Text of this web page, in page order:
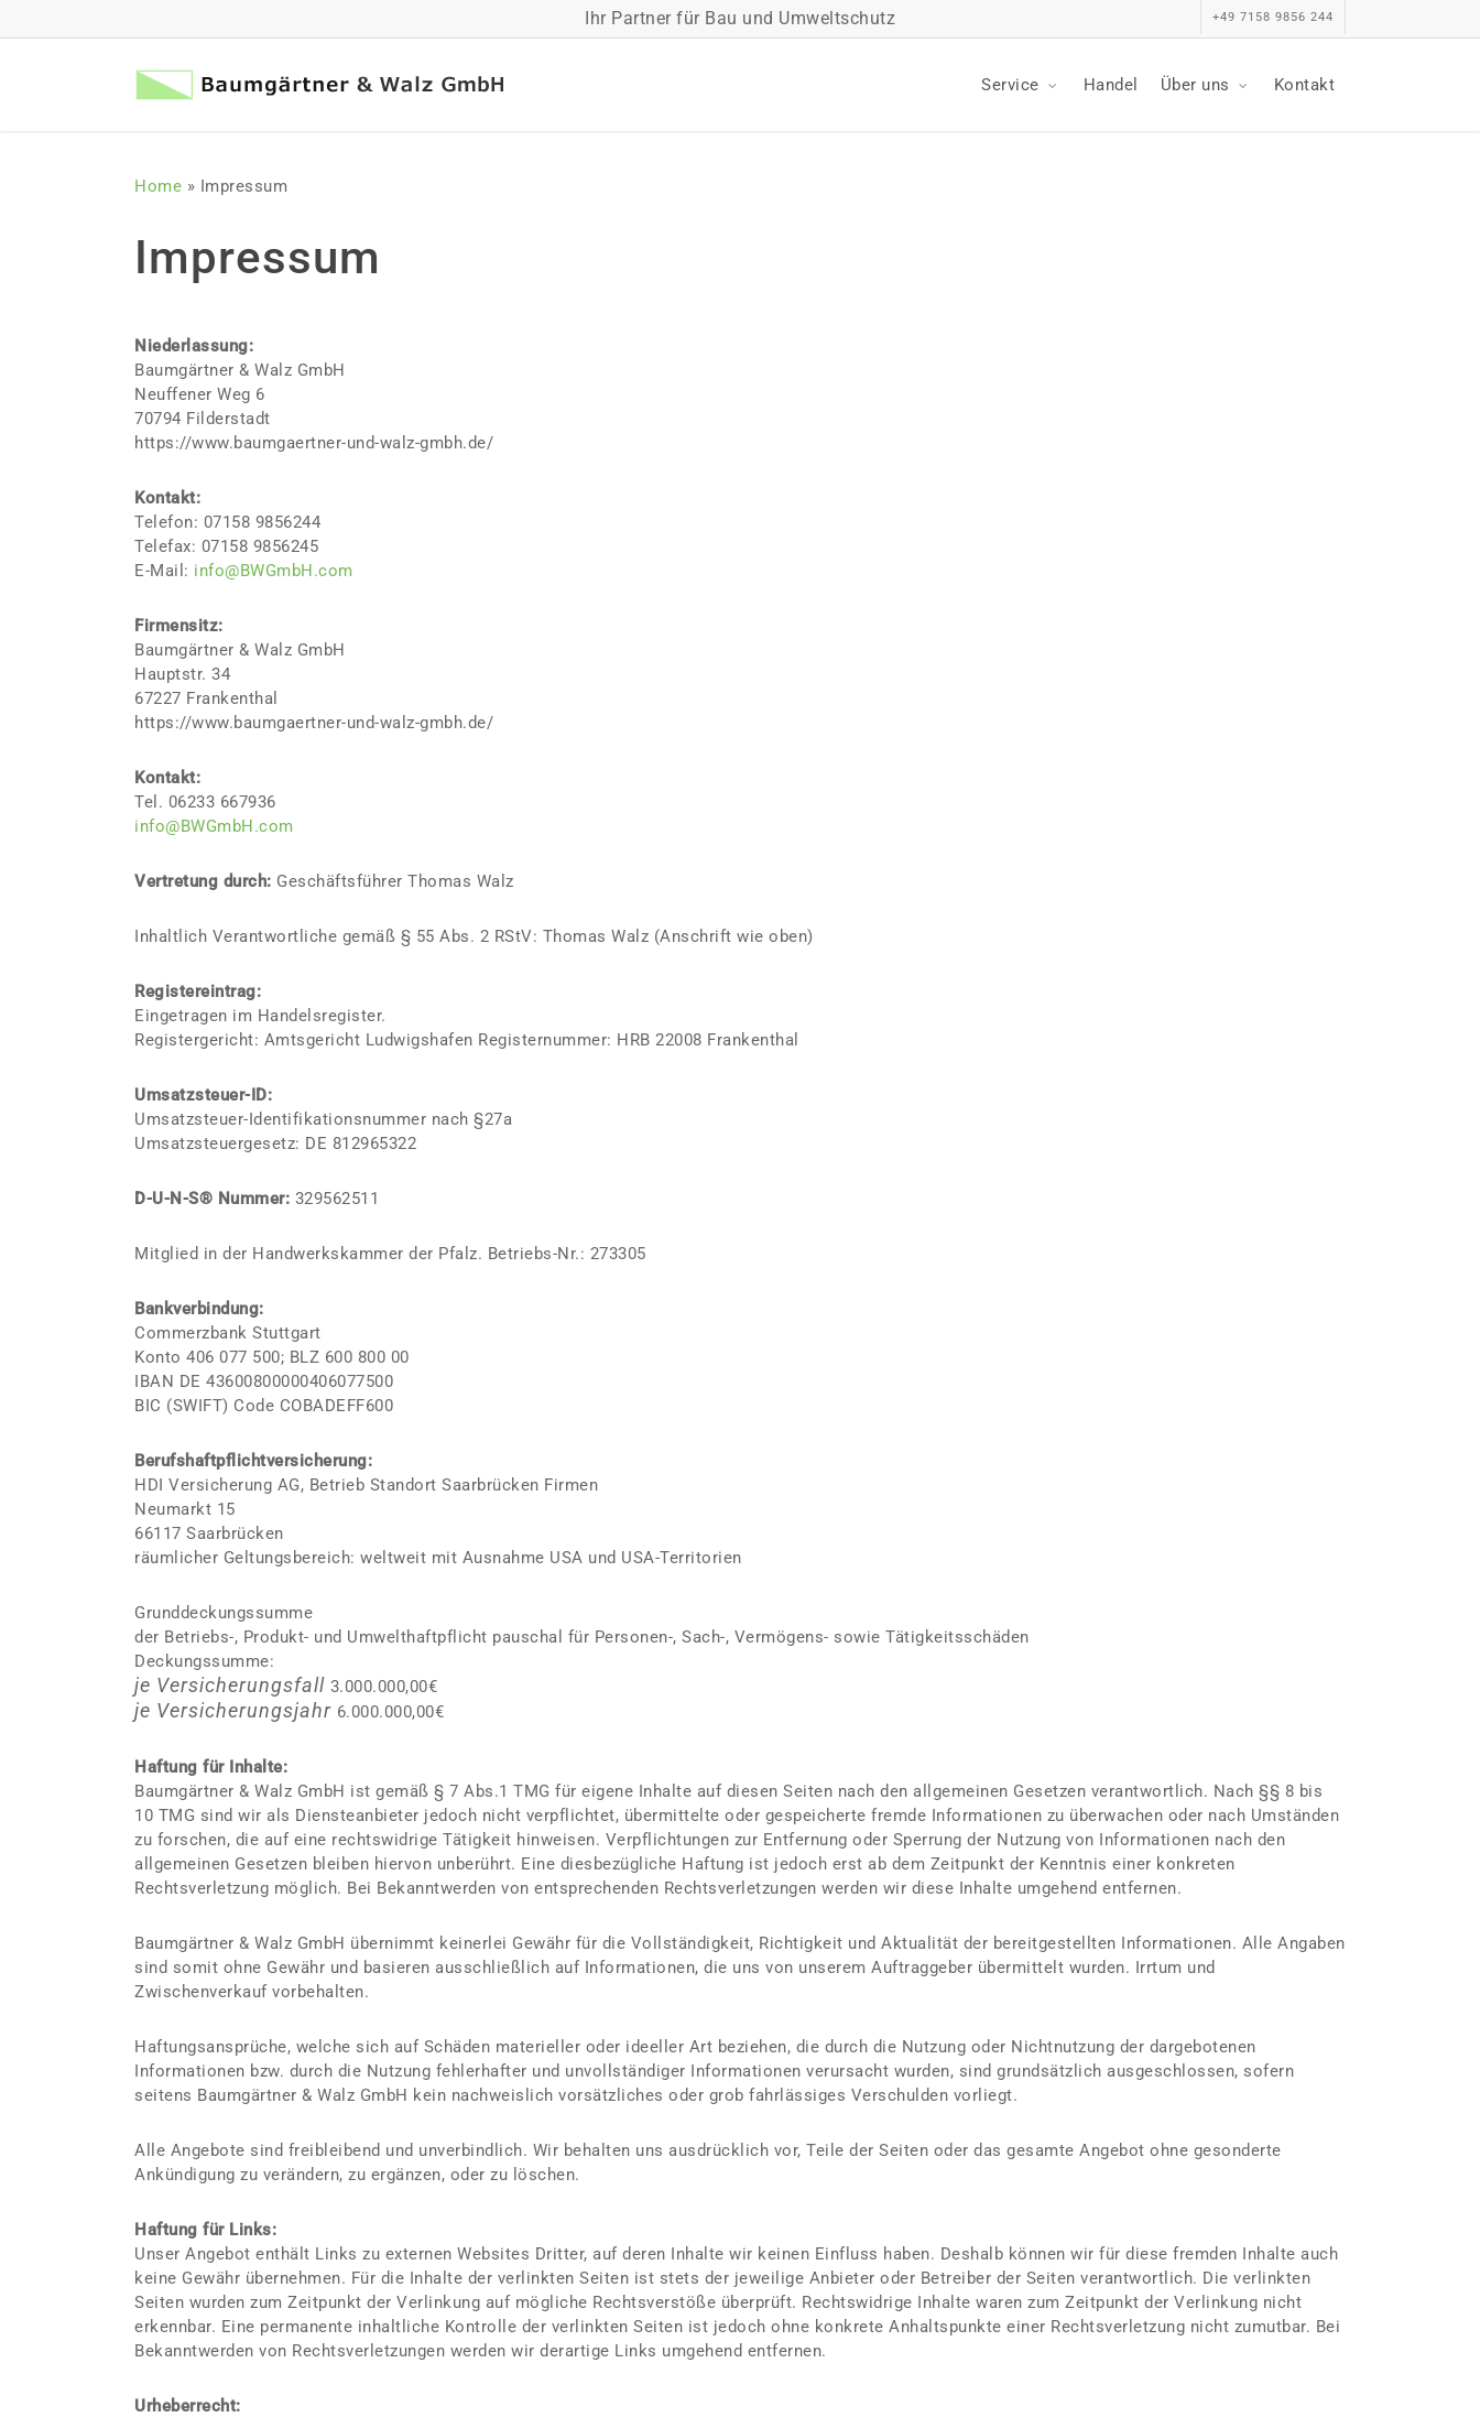
to
Ihr Partner für Bau und Umweltschutz +49 7158 9856 244
Service Handel Über uns Kontakt
Home » Impressum
Impressum
Niederlassung:
Baumgärtner & Walz GmbH
Neuffener Weg 6
70794 Filderstadt
https://www.baumgaertner-und-walz-gmbh.de/
Kontakt:
Telefon: 07158 9856244
Telefax: 07158 9856245
E-Mail: info@BWGmbH.com
Firmensitz:
Baumgärtner & Walz GmbH
Hauptstr. 34
67227 Frankenthal
https://www.baumgaertner-und-walz-gmbh.de/
Kontakt:
Tel. 06233 667936
info@BWGmbH.com
Vertretung durch: Geschäftsführer Thomas Walz
Inhaltlich Verantwortliche gemäß § 55 Abs. 2 RStV: Thomas Walz (Anschrift wie oben)
Registereintrag:
Eingetragen im Handelsregister.
Registergericht: Amtsgericht Ludwigshafen Registernummer: HRB 22008 Frankenthal
Umsatzsteuer-ID:
Umsatzsteuer-Identifikationsnummer nach §27a
Umsatzsteuergesetz: DE 812965322
D-U-N-S® Nummer: 329562511
Mitglied in der Handwerkskammer der Pfalz. Betriebs-Nr.: 273305
Bankverbindung:
Commerzbank Stuttgart
Konto 406 077 500; BLZ 600 800 00
IBAN DE 43600800000406077500
BIC (SWIFT) Code COBADEFF600
Berufshaftpflichtversicherung:
HDI Versicherung AG, Betrieb Standort Saarbrücken Firmen
Neumarkt 15
66117 Saarbrücken
räumlicher Geltungsbereich: weltweit mit Ausnahme USA und USA-Territorien
Grunddeckungssumme
der Betriebs-, Produkt- und Umwelthaftpflicht pauschal für Personen-, Sach-, Vermögens- sowie Tätigkeitsschäden
Deckungssumme:
je Versicherungsfall 3.000.000,00€
je Versicherungsjahr 6.000.000,00€
Haftung für Inhalte:
Baumgärtner & Walz GmbH ist gemäß § 7 Abs.1 TMG für eigene Inhalte auf diesen Seiten nach den allgemeinen Gesetzen verantwortlich. Nach §§ 8 bis
10 TMG sind wir als Diensteanbieter jedoch nicht verpflichtet, übermittelte oder gespeicherte fremde Informationen zu überwachen oder nach Umständen
zu forschen, die auf eine rechtswidrige Tätigkeit hinweisen. Verpflichtungen zur Entfernung oder Sperrung der Nutzung von Informationen nach den
allgemeinen Gesetzen bleiben hiervon unberührt. Eine diesbezügliche Haftung ist jedoch erst ab dem Zeitpunkt der Kenntnis einer konkreten
Rechtsverletzung möglich. Bei Bekanntwerden von entsprechenden Rechtsverletzungen werden wir diese Inhalte umgehend entfernen.
Baumgärtner & Walz GmbH übernimmt keinerlei Gewähr für die Vollständigkeit, Richtigkeit und Aktualität der bereitgestellten Informationen. Alle Angaben
sind somit ohne Gewähr und basieren ausschließlich auf Informationen, die uns von unserem Auftraggeber übermittelt wurden. Irrtum und
Zwischenverkauf vorbehalten.
Haftungsansprüche, welche sich auf Schäden materieller oder ideeller Art beziehen, die durch die Nutzung oder Nichtnutzung der dargebotenen
Informationen bzw. durch die Nutzung fehlerhafter und unvollständiger Informationen verursacht wurden, sind grundsätzlich ausgeschlossen, sofern
seitens Baumgärtner & Walz GmbH kein nachweislich vorsätzliches oder grob fahrlässiges Verschulden vorliegt.
Alle Angebote sind freibleibend und unverbindlich. Wir behalten uns ausdrücklich vor, Teile der Seiten oder das gesamte Angebot ohne gesonderte
Ankündigung zu verändern, zu ergänzen, oder zu löschen.
Haftung für Links:
Unser Angebot enthält Links zu externen Websites Dritter, auf deren Inhalte wir keinen Einfluss haben. Deshalb können wir für diese fremden Inhalte auch
keine Gewähr übernehmen. Für die Inhalte der verlinkten Seiten ist stets der jeweilige Anbieter oder Betreiber der Seiten verantwortlich. Die verlinkten
Seiten wurden zum Zeitpunkt der Verlinkung auf mögliche Rechtsverstöße überprüft. Rechtswidrige Inhalte waren zum Zeitpunkt der Verlinkung nicht
erkennbar. Eine permanente inhaltliche Kontrolle der verlinkten Seiten ist jedoch ohne konkrete Anhaltspunkte einer Rechtsverletzung nicht zumutbar. Bei
Bekanntwerden von Rechtsverletzungen werden wir derartige Links umgehend entfernen.
Urheberrecht: